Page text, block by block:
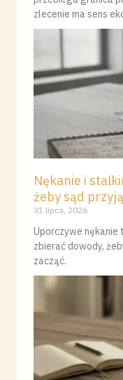
zlecenie ma sens
Nękanie i
żeby sąd
31 lipca, 2026
Uporczywe
zbierać dowody,
zacząć.